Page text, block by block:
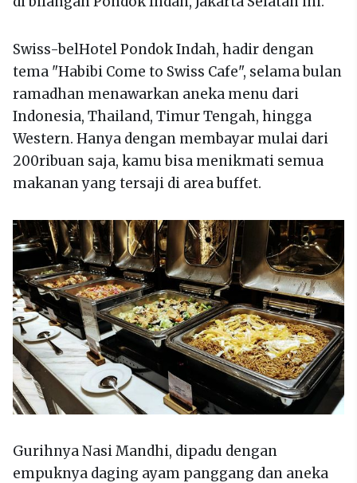
Swiss-belHotel Pondok Indah, hadir dengan
tema "Habibi Come to Swiss Cafe", selama bulan
ramadhan menawarkan aneka menu dari
Indonesia, Thailand, Timur Tengah, hingga
Western. Hanya dengan membayar mulai dari
200ribuan saja, kamu bisa menikmati semua
makanan yang tersaji di area buffet.
Gurihnya Nasi Mandhi, dipadu dengan
empuknya daging ayam panggang dan aneka